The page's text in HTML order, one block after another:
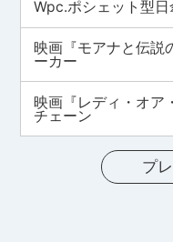
Wpc.ポシェット型
映画『モアナと伝説
ーカー
映画『レディ・オア
チェーン
プ